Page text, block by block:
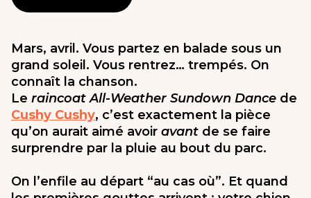
Mars, avril. Vous partez en balade sous un
grand soleil. Vous rentrez… trempés. On
connaît la chanson.
Le raincoat All-Weather Sundown Dance de
Cushy Cushy, c’est exactement la pièce
qu’on aurait aimé avoir avant de se faire
surprendre par la pluie au bout du parc.
On l’enfile au départ “au cas où”. Et quand